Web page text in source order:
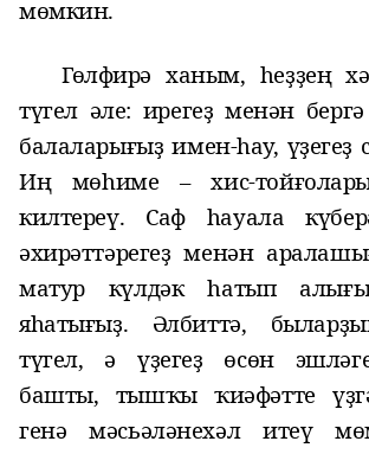
мөмкин.
Гөлфирә ханым, һеҙҙең
түгел әле: ирегеҙ менән бергә
балаларығыҙ имен-һау, үҙегеҙ
Иң мөһиме –хис-
килтереү. Саф һауала
әхирәттәрегеҙ менән
матур күлдәк һатып
яһатығыҙ. Әлбиттә, быларҙы
түгел, ә үҙегеҙ өсөн
башты, тышҡы ҡиәфәтте
генәмәсьәләнехәл итеү